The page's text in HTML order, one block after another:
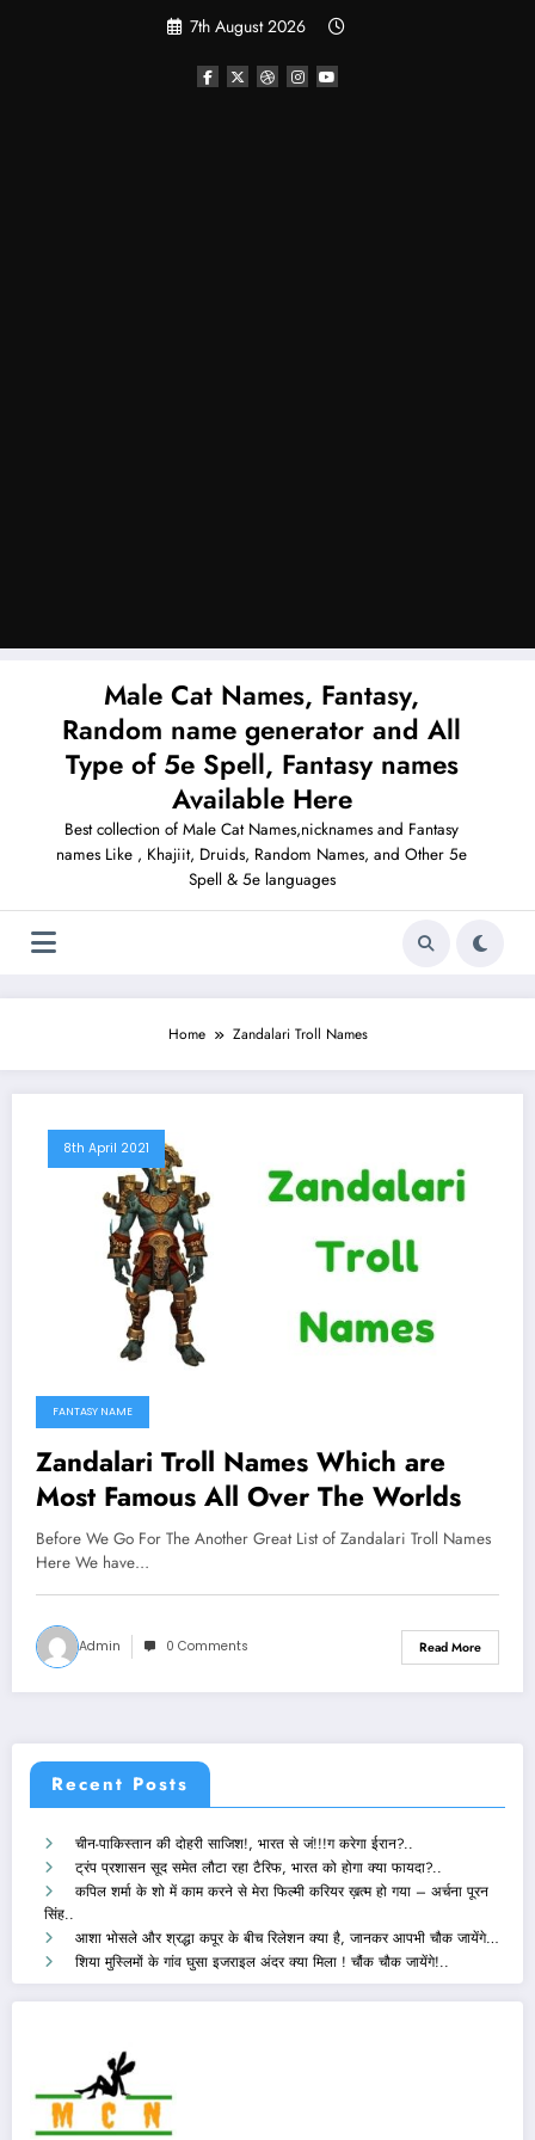
7th August 2026
Male Cat Names, Fantasy,
Random name generator and All
Type of 5e Spell, Fantasy names
Available Here
Best collection of Male Cat Names,nicknames and Fantasy
names Like , Khajiit, Druids, Random Names, and Other 5e
Spell & 5e languages
Home Zandalari Troll Names
8th April 2021
FANTASY NAME
Zandalari Troll Names Which are
Most Famous All Over The Worlds
Before We Go For The Another Great List of Zandalari Troll Names
Here We have…
Admin 0 Comments Read More
Recent Posts
चीन-पाकिस्तान की दोहरी साजिश!, भारत से जं!!!ग करेगा ईरान?..
ट्रंप प्रशासन सूद समेत लौटा रहा टैरिफ, भारत को होगा क्या फायदा?..
कपिल शर्मा के शो में काम करने से मेरा फिल्मी करियर ख़त्म हो गया – अर्चना पूरन
सिंह..
आशा भोसले और श्रद्धा कपूर के बीच रिलेशन क्या है, जानकर आपभी चौक जायेंगे…
शिया मुस्लिमों के गांव घुसा इजराइल अंदर क्या मिला ! चौंक चौक जायेंगे!..